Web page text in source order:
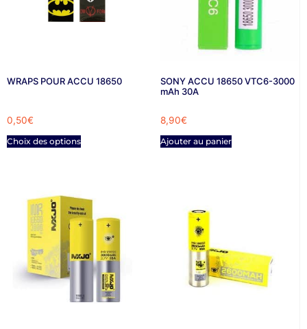
WRAPS POUR ACCU 18650
0,50€
Choix des options
SONY ACCU 18650 VTC6-3000
mAh 30A
8,90€
Ajouter au panier